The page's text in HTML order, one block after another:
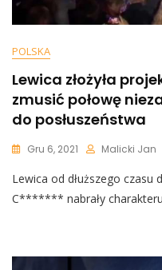
POLSKA
Lewica złożyła
zmusić połowę
do posłuszeństwa
Gru 6, 2021 Malicki Jan
Lewica od dłuższego czasu
C******* nabrały